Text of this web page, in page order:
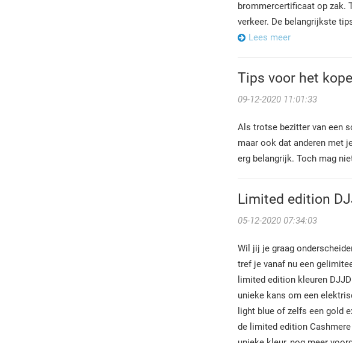
brommercertificaat op zak.
verkeer. De belangrijkste
Lees meer
Tips voor het
09-12-2020 11:01:33
Als trotse bezitter van een
maar ook dat anderen met
erg belangrijk. Toch mag
Limited edition
05-12-2020 07:34:03
Wil jij je graag
tref je vanaf nu een
limited edition kleuren
unieke kans om een
light blue of zelfs een gold
de limited edition